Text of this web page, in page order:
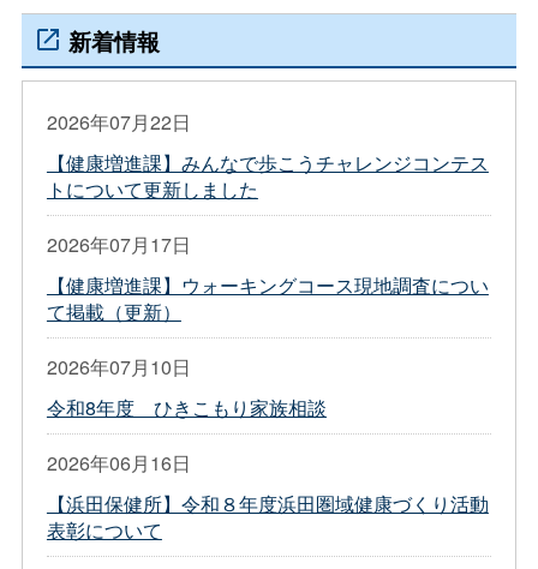
新着情報
2026年07月22日
【健康増進課】みんなで歩こうチャレンジコンテス
トについて更新しました
2026年07月17日
【健康増進課】ウォーキングコース現地調査につい
て掲載（更新）
2026年07月10日
令和8年度 ひきこもり家族相談
2026年06月16日
【浜田保健所】令和８年度浜田圏域健康づくり活動
表彰について